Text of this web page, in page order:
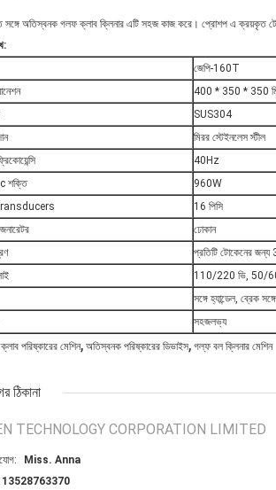
সঙ্গে অতিস্বনক গলফ ক্লাব ক্লিনার এটি সহজ কাজ করে। প্রোশপ এ ক্রয়কৃত
জেপি-160T
400 * 350 * 350
SUS304
মিরর স্টেইনলেস স্টীল
40Hz
শক্তি
960W
16 পিসি
ঢোকান
প্রতিটি টোকেনের
110/220 ভি, 50/60
সঙ্গে হ্যান্ডেল, ব্রেক
সহজলভ্য
পরিষ্কারের মেশিন, অতিস্বনক পরিষ্কারের ডিভাইস, গল্ফ বল ক্লিনার মেশিন
ঠিকানা
TECHNOLOGY CORPORATION LIMITED
Miss. Anna
13528763370